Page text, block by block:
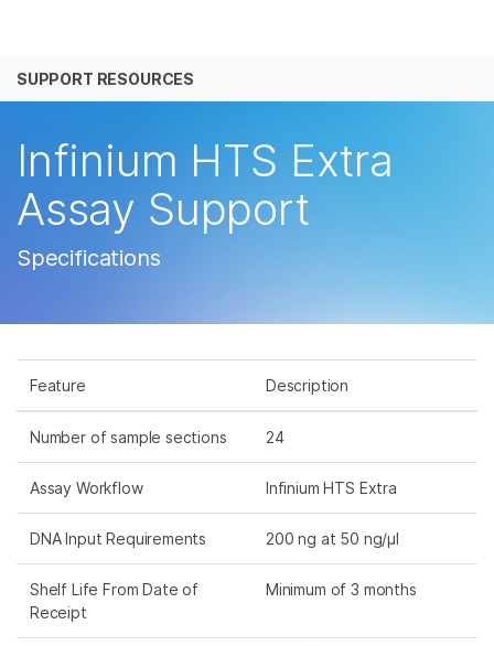
解决方案
公司
SUPPORT RESOURCES
Infinium HTS Extra
Assay Support
Specifications
Feature Description
Number of sample sections 24
Assay Workflow Infinium HTS Extra
DNA Input Requirements 200 ng at 50 ng/µl
Shelf Life From Date of
Receipt
Minimum of 3 months
查看更多相关内容。选择您感兴趣的领域:
微生物学
复杂疾病
生殖健康